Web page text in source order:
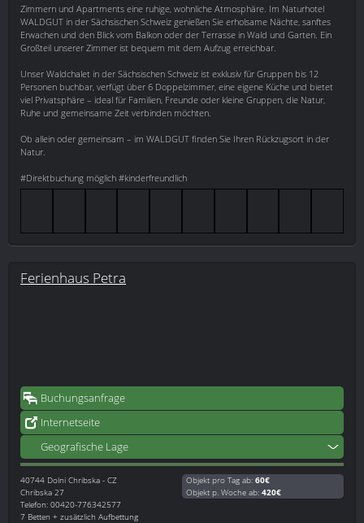
Zimmern und Apartments eine ruhige, wohnliche Atmosphäre. Im Naturhotel
WALDGUT in der Sächsischen Schweiz genießen Sie erholsame Nächte, sanftes
Erwachen und den Blick vom Balkon oder der Terrasse in Wald und Garten. Ein
Großteil unserer Zimmer ist bequem mit dem Aufzug erreichbar.
Unser Waldchalet in der Sächsischen Schweiz ist exklusiv für Gruppen bis 12
Personen buchbar, verfügt über 6 Doppelzimmer, eine eigene Küche und bietet
viel Privatsphäre – ideal für Familien, Freunde oder kleine Gruppen, die Natur,
Ruhe und gemeinsame Zeit verbinden möchten.
Ob allein oder gemeinsam – im WALDGUT finden Sie Ihren Rückzugsort in der
Natur.
#Direktbuchung möglich #kinderfreundlich
Ferienhaus Petra
Buchungsanfrage
Internetseite
Geografische Lage
40744 Dolni Chribska - CZ
Chribska 27
Telefon: 00420-776342577
7 Betten + zusätzlich Aufbettung
Objekt pro Tag ab: 60€
Objekt p. Woche ab: 420€